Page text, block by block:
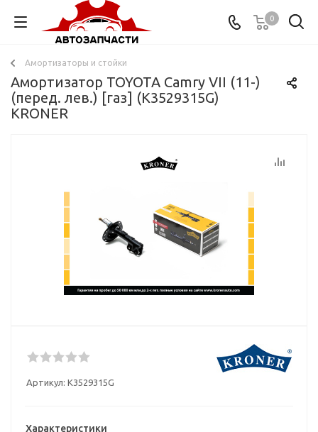
0
Амортизаторы и стойки
Амортизатор TOYOTA Camry VII (11-)
(перед. лев.) [газ] (K3529315G)
KRONER
Артикул: K3529315G
Характеристики